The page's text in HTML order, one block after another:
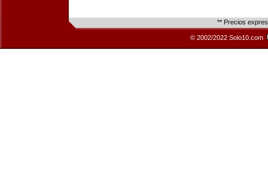
** Precios
© 2002/2022 Solo10.com